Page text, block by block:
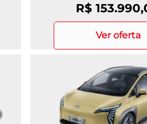
R$
ver oferta